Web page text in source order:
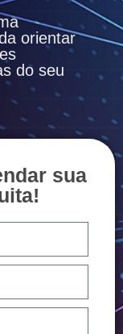
orientar
do seu
sua